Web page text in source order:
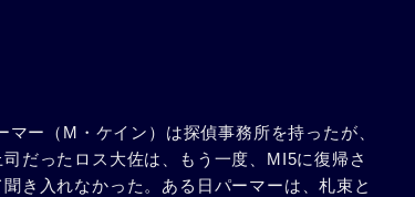
ー（M・ケイン）は探偵事務所を持ったが、
だったロス大佐は、もう一度、MI5に復帰さ
き入れなかった。ある日パーマーは、札束と